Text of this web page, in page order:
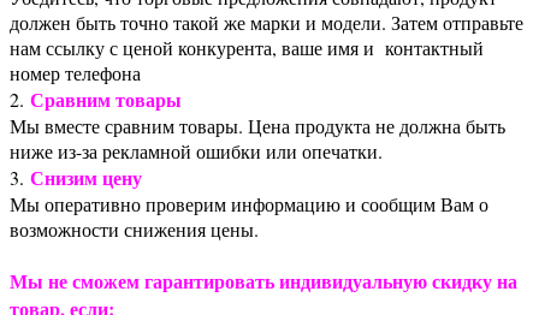
должен быть точно такой же марки и модели. Затем отправьте
нам ссылку с ценой конкурента, ваше имя и контактный
номер телефона
2. Сравним товары
Мы вместе сравним товары. Цена продукта не должна быть
ниже из-за рекламной ошибки или опечатки.
3. Снизим цену
Мы оперативно проверим информацию и сообщим Вам о
возможности снижения цены.
Мы не сможем гарантировать индивидуальную скидку на
товар, если: